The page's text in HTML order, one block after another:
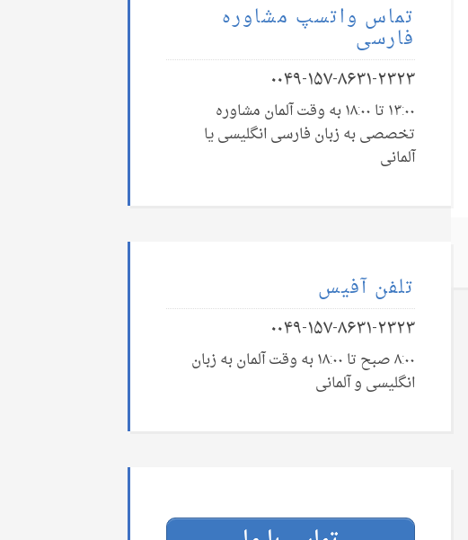
تماس واتسپ مشاوره
فارسی
۰۰۴۹-۱۵۷-۸۶۳۱-۲۳۲۳
۱۳:۰۰ تا ۱۸:۰۰ به وقت آلمان مشاوره
تخصصی به زبان فارسی انگلیسی یا
آلمانی
تلفن آفیس
۰۰۴۹-۱۵۷-۸۶۳۱-۲۳۲۳
۸:۰۰ صبح تا ۱۸:۰۰ به وقت آلمان به زبان
انگلیسی و آلمانی